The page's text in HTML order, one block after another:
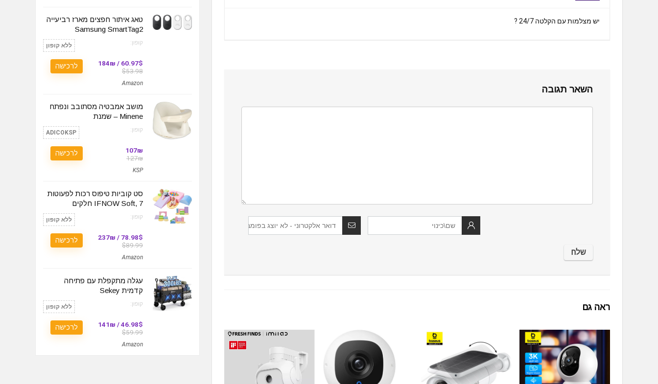
יש מצלמות עם הקלטה 24/7 ?
השאר תגובה
ראה גם
טאג איתור חפצים מארז רביעייה
Samsung SmartTag2
קופון: ללא קופון
60.97$ / 184₪
$53.98
Amazon
לרכישה
מושב אמבטיה מסתובב ונפתח
Minene – שמנת
קופון: ADICOKSP
107₪
127₪
KSP
לרכישה
סט קוביות טיפוס רכות לפעוטות
IFNOW Soft, 7 חלקים
קופון: ללא קופון
78.98$ / 237₪
$89.99
Amazon
לרכישה
עגלה מתקפלת עם פתיחה
קדמית Sekey
קופון: ללא קופון
46.98$ / 141₪
$59.99
Amazon
לרכישה